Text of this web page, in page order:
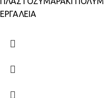
ΕΡΓΑΛΕΙΑ